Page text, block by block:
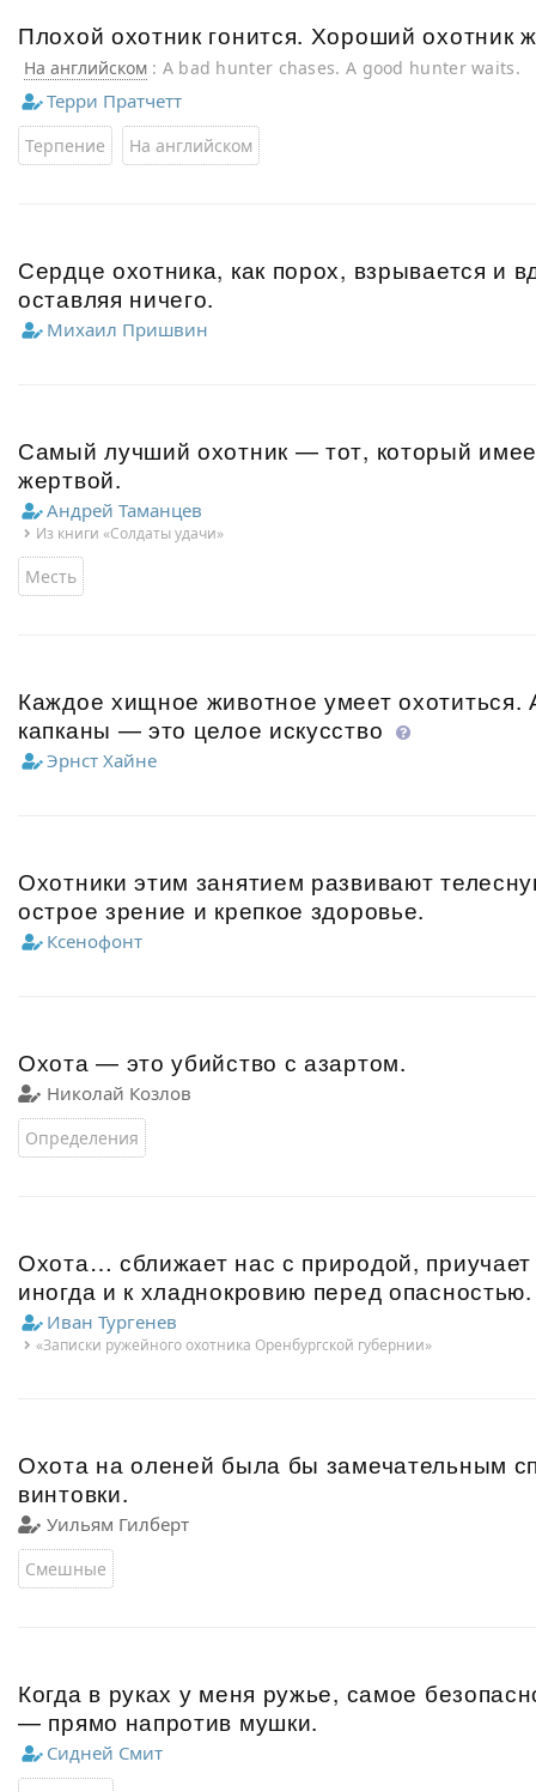
Плохой охотник гонится. Хороший охотник
На английском : A bad hunter chases. A good hunter waits.
Терри Пратчетт
Терпение На английском
Сердце охотника, как порох, взрывается и
оставляя ничего.
Михаил Пришвин
Самый лучший охотник — тот, который
жертвой.
Андрей Таманцев
Из книги «Солдаты удачи»
Месть
Каждое хищное животное умеет охотиться.
капканы — это целое искусство
Эрнст Хайне
Охотники этим занятием развивают
острое зрение и крепкое здоровье.
Ксенофонт
Охота — это убийство с азартом.
Николай Козлов
Определения
Охота… сближает нас с природой,
иногда и к хладнокровию перед опасностью.
Иван Тургенев
«Записки ружейного охотника Оренбургской губернии»
Охота на оленей была бы замечательным
винтовки.
Уильям Гилберт
Смешные
Когда в руках у меня ружье, самое
— прямо напротив мушки.
Сидней Смит